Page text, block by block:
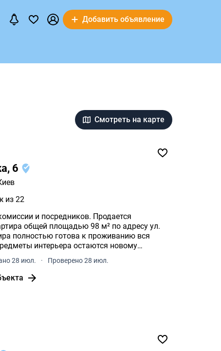
Добавить объявление
Смотреть на карте
6
из 22
и посредников. Продается
общей площадью 98 м² по адресу ул.
интерьера остаются новому
28 июл. · Проверено 28 июл.